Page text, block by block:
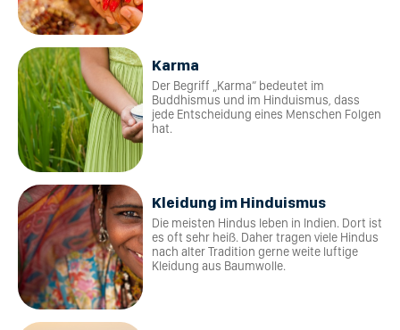
Karma
Der Begriff „Karma“ bedeutet im
Buddhismus und im Hinduismus, dass
jede Entscheidung eines Menschen Folgen
hat.
Kleidung im Hinduismus
Die meisten Hindus leben in Indien. Dort ist
es oft sehr heiß. Daher tragen viele Hindus
nach alter Tradition gerne weite luftige
Kleidung aus Baumwolle.